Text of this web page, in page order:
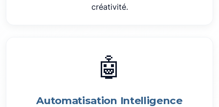
créativité.
🤖
Automatisation Intelligence